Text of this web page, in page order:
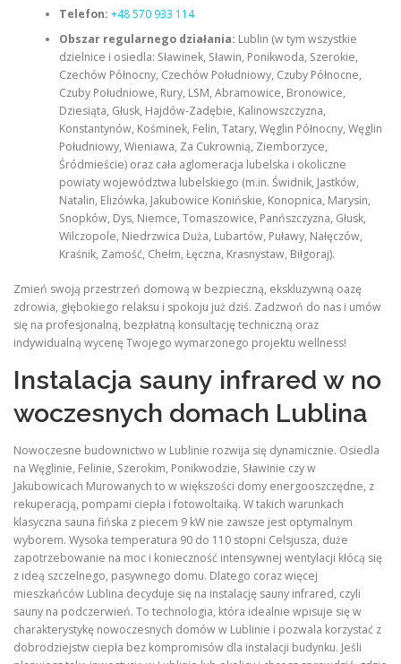
Telefon: +48 570 933 114
Obszar regularnego działania: Lublin (w tym wszystkie
dzielnice i osiedla: Sławinek, Sławin, Ponikwoda, Szerokie,
Czechów Północny, Czechów Południowy, Czuby Północne,
Czuby Południowe, Rury, LSM, Abramowice, Bronowice,
Dziesiąta, Głusk, Hajdów-Zadębie, Kalinowszczyzna,
Konstantynów, Kośminek, Felin, Tatary, Węglin Północny, Węglin
Południowy, Wieniawa, Za Cukrownią, Ziemborzyce,
Śródmieście) oraz cała aglomeracja lubelska i okoliczne
powiaty województwa lubelskiego (m.in. Świdnik, Jastków,
Natalin, Elizówka, Jakubowice Konińskie, Konopnica, Marysin,
Snopków, Dys, Niemce, Tomaszowice, Panńszczyzna, Głusk,
Wilczopole, Niedrzwica Duża, Lubartów, Puławy, Nałęczów,
Kraśnik, Zamość, Chełm, Łęczna, Krasnystaw, Biłgoraj).
Zmień swoją przestrzeń domową w bezpieczną, ekskluzywną oazę
zdrowia, głębokiego relaksu i spokoju już dziś. Zadzwoń do nas i umów
się na profesjonalną, bezpłatną konsultację techniczną oraz
indywidualną wycenę Twojego wymarzonego projektu wellness!
Instalacja sauny infrared w no
woczesnych domach Lublina
Nowoczesne budownictwo w Lublinie rozwija się dynamicznie. Osiedla
na Węglinie, Felinie, Szerokim, Ponikwodzie, Sławinie czy w
Jakubowicach Murowanych to w większości domy energooszczędne, z
rekuperacją, pompami ciepła i fotowoltaiką. W takich warunkach
klasyczna sauna fińska z piecem 9 kW nie zawsze jest optymalnym
wyborem. Wysoka temperatura 90 do 110 stopni Celsjusza, duże
zapotrzebowanie na moc i konieczność intensywnej wentylacji kłócą się
z ideą szczelnego, pasywnego domu. Dlatego coraz więcej
mieszkańców Lublina decyduje się na instalację sauny infrared, czyli
sauny na podczerwień. To technologia, która idealnie wpisuje się w
charakterystykę nowoczesnych domów w Lublinie i pozwala korzystać z
dobrodziejstw ciepła bez kompromisów dla instalacji budynku. Jeśli